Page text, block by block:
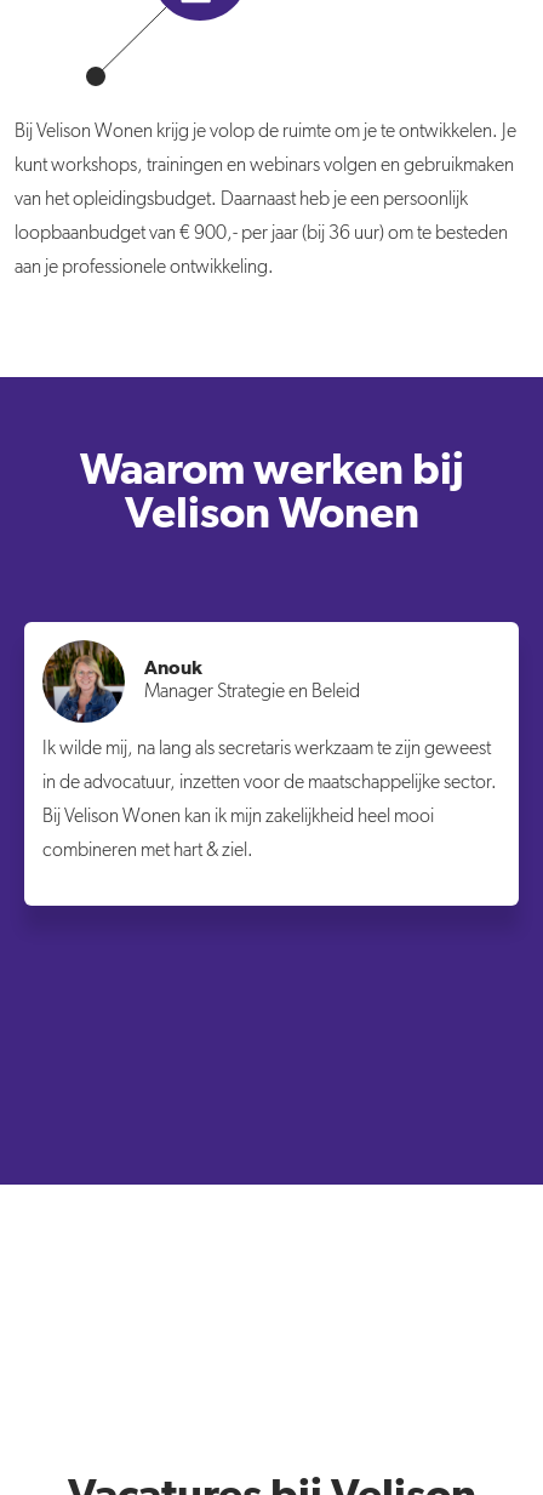
Bij Velison Wonen krijg je volop de ruimte om je te ontwikkelen. Je
kunt workshops, trainingen en webinars volgen en gebruikmaken
van het opleidingsbudget. Daarnaast heb je een persoonlijk
loopbaanbudget van € 900,- per jaar (bij 36 uur) om te besteden
aan je professionele ontwikkeling.
Waarom werken bij
Velison Wonen
Anouk
Manager Strategie en Beleid
Ik wilde mij, na lang als secretaris werkzaam te zijn geweest
in de advocatuur, inzetten voor de maatschappelijke sector.
Bij Velison Wonen kan ik mijn zakelijkheid heel mooi
combineren met hart & ziel.